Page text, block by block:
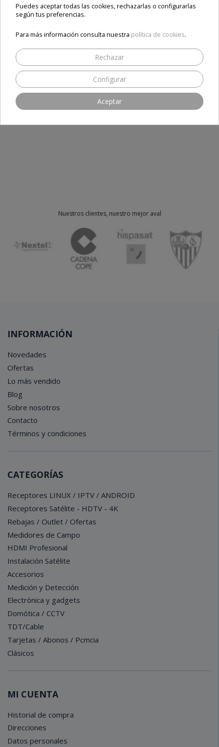
Añadir al carrito
Opiniones
SEA EL PRIMERO EN ESCRIBIR UNA RESEÑA
Nuestros clientes, nuestro mejor aval
INFORMACIÓN
Novedades
Ofertas
Lo más vendido
Blog
Sobre nosotros
Contacto
Términos y condiciones
CATEGORÍAS
Receptores LINUX / IPTV / ANDROID
Receptores Satélite - HDTV - 4K
Rebajas / Outlet / Ofertas
Medidores de Campo
HDMI Profesional
Instalación Satélite
Accesorios
Medición y Detección
Electrónica y gadgets
Domótica / CCTV
TDT/Cable
Tarjetas / Abonos / Pcmcia
Clásicos
MI CUENTA
Historial de compra
Direcciones
Datos personales
Puedes aceptar todas las cookies, rechazarlas o configurarlas
según tus preferencias.
Para más información consulta nuestra política de cookies.
Rechazar
Configurar
Aceptar